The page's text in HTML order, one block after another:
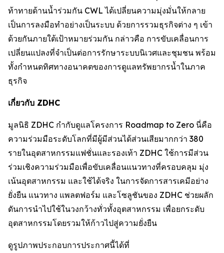
ท้าทายด้านน้ำร่วมกัน CWL ได้เปลี่ยนความมุ่งมั่นให้กลาย
เป็นการลงมือทำอย่างเป็นระบบ ด้วยการรวมธุรกิจต่าง ๆ เข้า
ด้วยกันภายใต้เป้าหมายร่วมกัน กล่าวคือ การขับเคลื่อนการ
เปลี่ยนแปลงที่จำเป็นต่อการรักษาระบบนิเวศและชุมชน พร้อม
ทั้งกำหนดทิศทางอนาคตของการดูแลทรัพยากรน้ำในภาค
ธุรกิจ
เกี่ยวกับ ZDHC
มูลนิธิ ZDHC กำกับดูแลโครงการ Roadmap to Zero นี่คือ
ความร่วมมือระดับโลกที่มีผู้มีส่วนได้ส่วนเสียมากกว่า 380
รายในอุตสาหกรรมแฟชั่นและรองเท้า ZDHC ใช้การมีส่วน
ร่วมเชิงความร่วมมือเพื่อขับเคลื่อนแนวทางที่ครอบคลุม มุ่ง
เน้นอุตสาหกรรม และใช้ได้จริง ในการจัดการสารเคมีอย่าง
ยั่งยืน แนวทาง แพลตฟอร์ม และโซลูชันของ ZDHC ช่วยผลัก
ดันการนำไปใช้ในวงกว้างทั่วทั้งอุตสาหกรรม เพื่อยกระดับ
อุตสาหกรรมโดยรวมให้ก้าวไปสู่ความยั่งยืน
ดูรูปภาพประกอบการประกาศนี้ได้ที่